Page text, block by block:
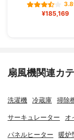
¥185,169
扇風機関連カ
洗濯機 冷蔵庫 掃除
サーキュレーター オ
パネルヒーター 暖炉